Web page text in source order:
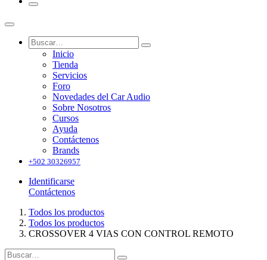
Inicio
Tienda
Servicios
Foro
Novedades del Car Audio
Sobre Nosotros
Cursos
Ayuda
Contáctenos
Brands
+502 30326957
Identificarse
Contáctenos
Todos los productos
Todos los productos
CROSSOVER 4 VIAS CON CONTROL REMOTO